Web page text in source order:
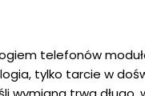
telefonów
tylko tarcie w